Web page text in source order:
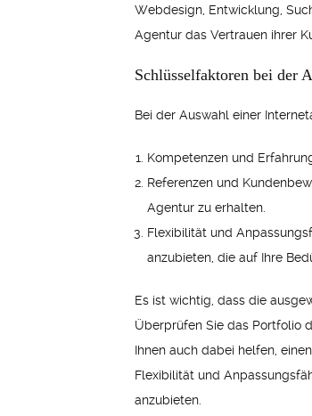
Webdesign, Entwicklung,
Agentur das Vertrauen ihrer
Schlüsselfaktoren bei der
Bei der Auswahl einer
Kompetenzen und
Referenzen und
Agentur zu erhalten.
Flexibilität und
anzubieten, die auf Ihre
Es ist wichtig, dass die
Überprüfen Sie das Portfolio
Ihnen auch dabei helfen,
Flexibilität und
anzubieten.